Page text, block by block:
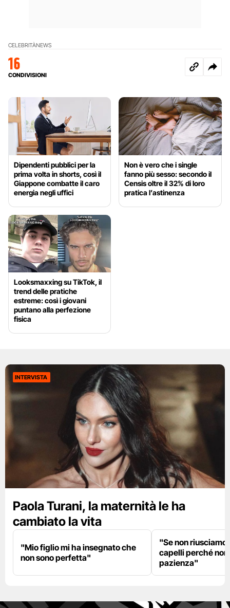
CELEBRITÀNEWS
16
CONDIVISIONI
Dipendenti pubblici per la
prima volta in shorts, così il
Giappone combatte il caro
energia negli uffici
Non è vero che i single
fanno più sesso: secondo il
Censis oltre il 32% di loro
pratica l’astinenza
Looksmaxxing su TikTok, il
trend delle pratiche
estreme: così i giovani
puntano alla perfezione
fisica
INTERVISTA
Paola Turani, la maternità le ha
cambiato la vita
"Mio figlio mi ha insegnato che
non sono perfetta"
"Se non riusciamo
capelli perché
pazienza"